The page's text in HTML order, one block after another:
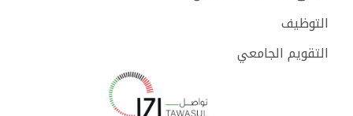
التوظيف
التقويم الجامعي